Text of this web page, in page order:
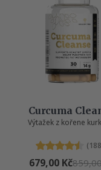
Curcuma
Výtažek z kořene
679,00 Kč